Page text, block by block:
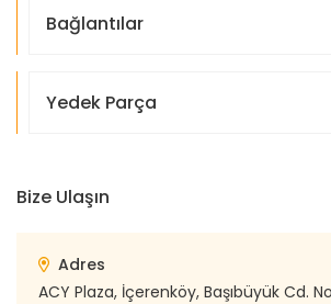
Bağlantılar
Yedek Parça
Bize Ulaşın
Adres
ACY Plaza, İçerenköy, Başıbüyük Cd.